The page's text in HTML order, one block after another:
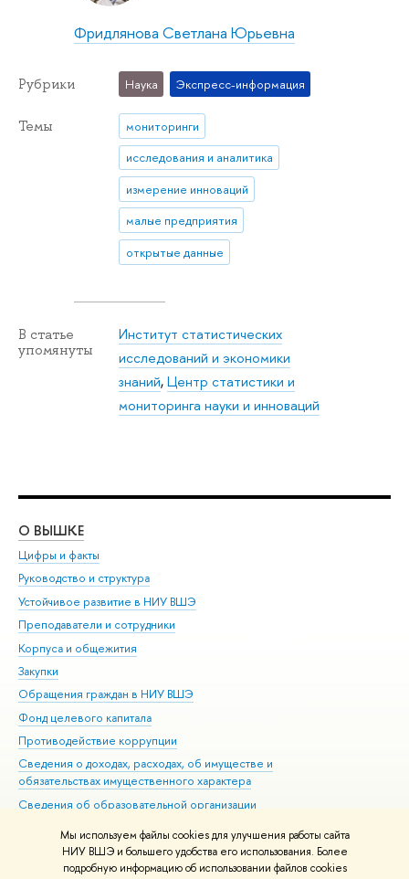
Мы используем файлы cookies для улучшения работы сайта
НИУ ВШЭ и большего удобства его использования. Более
подробную информацию об использовании файлов cookies
Фридлянова Светлана Юрьевна
Рубрики Наука Экспресс-информация
Темы
мониторинги
исследования и аналитика
измерение инноваций
малые предприятия
открытые данные
В статье
упомянуты
Институт статистических
исследований и экономики
знаний,Центр статистики и
мониторинга науки и инноваций
О ВЫШКЕ
Цифры и факты
Руководство и структура
Устойчивое развитие в НИУ ВШЭ
Преподаватели и сотрудники
Корпуса и общежития
Закупки
Обращения граждан в НИУ ВШЭ
Фонд целевого капитала
Противодействие коррупции
Сведения о доходах, расходах, об имуществе и
обязательствах имущественного характера
Сведения об образовательной организации
Людям с ограниченными возможностями здоровья
Единая платежная страница
Работа в Вышке